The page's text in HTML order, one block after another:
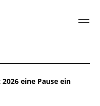
eine Pause ein